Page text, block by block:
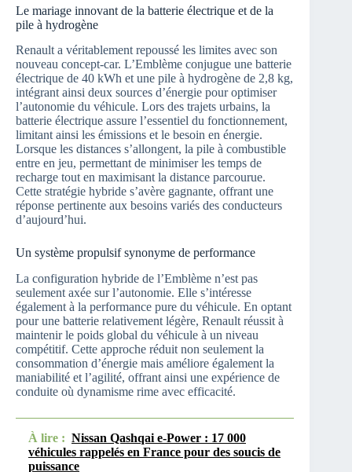
Le mariage innovant de la batterie électrique et de la
pile à hydrogène
Renault a véritablement repoussé les limites avec son
nouveau concept-car. L’Emblème conjugue une batterie
électrique de 40 kWh et une pile à hydrogène de 2,8 kg,
intégrant ainsi deux sources d’énergie pour optimiser
l’autonomie du véhicule. Lors des trajets urbains, la
batterie électrique assure l’essentiel du fonctionnement,
limitant ainsi les émissions et le besoin en énergie.
Lorsque les distances s’allongent, la pile à combustible
entre en jeu, permettant de minimiser les temps de
recharge tout en maximisant la distance parcourue.
Cette stratégie hybride s’avère gagnante, offrant une
réponse pertinente aux besoins variés des conducteurs
d’aujourd’hui.
Un système propulsif synonyme de performance
La configuration hybride de l’Emblème n’est pas
seulement axée sur l’autonomie. Elle s’intéresse
également à la performance pure du véhicule. En optant
pour une batterie relativement légère, Renault réussit à
maintenir le poids global du véhicule à un niveau
compétitif. Cette approche réduit non seulement la
consommation d’énergie mais améliore également la
maniabilité et l’agilité, offrant ainsi une expérience de
conduite où dynamisme rime avec efficacité.
À lire : Nissan Qashqai e-Power : 17 000
véhicules rappelés en France pour des soucis de
puissance